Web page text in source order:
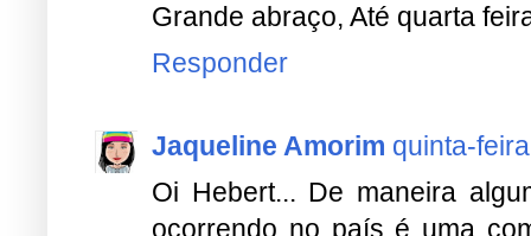
Grande abraço, Até quarta
Responder
Jaqueline Amorim quinta-
Oi Hebert... De maneira
ocorrendo no país é uma